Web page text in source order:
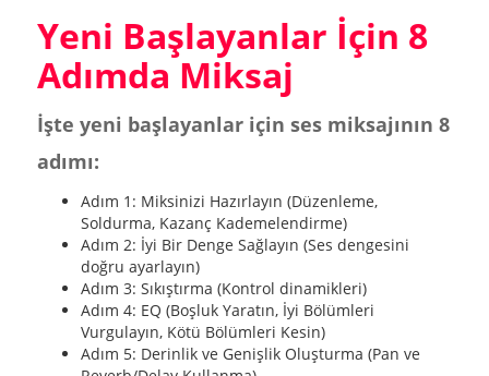
Yeni Başlayanlar İçin 8
Adımda Miksaj
İşte yeni başlayanlar için ses miksajının 8
adımı:
Adım 1: Miksinizi Hazırlayın (Düzenleme,
Soldurma, Kazanç Kademelendirme)
Adım 2: İyi Bir Denge Sağlayın (Ses dengesini
doğru ayarlayın)
Adım 3: Sıkıştırma (Kontrol dinamikleri)
Adım 4: EQ (Boşluk Yaratın, İyi Bölümleri
Vurgulayın, Kötü Bölümleri Kesin)
Adım 5: Derinlik ve Genişlik Oluşturma (Pan ve